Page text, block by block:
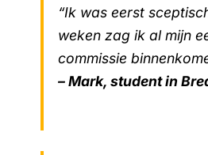
“Ik was eerst
weken zag ik al mijn
commissie
– Mark, student in